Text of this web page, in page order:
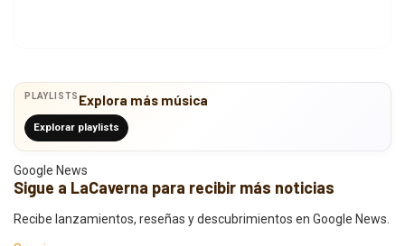
PLAYLISTS Explora más música
Explorar playlists
Google News
Sigue a LaCaverna para recibir más noticias
Recibe lanzamientos, reseñas y descubrimientos en Google News.